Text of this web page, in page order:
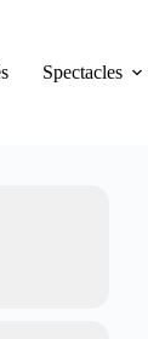
Spectacles